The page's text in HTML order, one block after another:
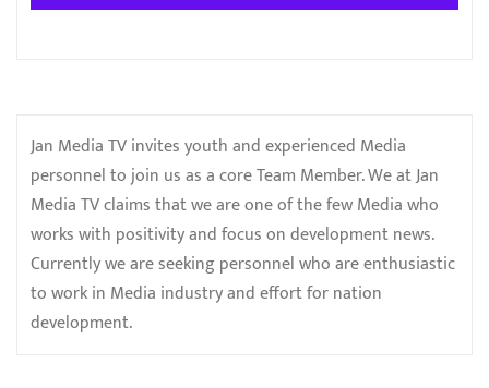
Jan Media TV invites youth and experienced Media
personnel to join us as a core Team Member. We at Jan
Media TV claims that we are one of the few Media who
works with positivity and focus on development news.
Currently we are seeking personnel who are enthusiastic
to work in Media industry and effort for nation
development.